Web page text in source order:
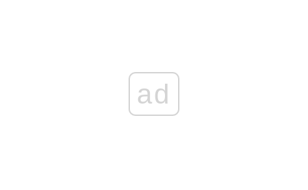
ad